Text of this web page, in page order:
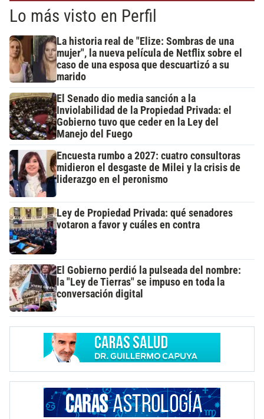
Lo más visto en Perfil
La historia real de "Elize: Sombras de una
mujer", la nueva película de Netflix sobre el
caso de una esposa que descuartizó a su
marido
El Senado dio media sanción a la
Inviolabilidad de la Propiedad Privada: el
Gobierno tuvo que ceder en la Ley del
Manejo del Fuego
Encuesta rumbo a 2027: cuatro consultoras
midieron el desgaste de Milei y la crisis de
liderazgo en el peronismo
Ley de Propiedad Privada: qué senadores
votaron a favor y cuáles en contra
El Gobierno perdió la pulseada del nombre:
la "Ley de Tierras" se impuso en toda la
conversación digital